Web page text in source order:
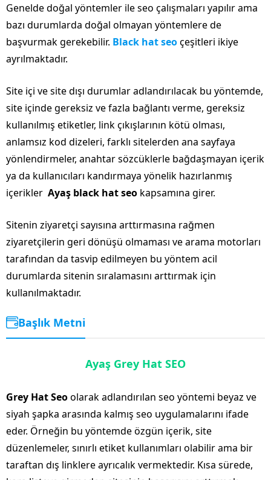
Genelde doğal yöntemler ile seo çalışmaları yapılır ama
bazı durumlarda doğal olmayan yöntemlere de
başvurmak gerekebilir. Black hat seoçeşitleri ikiye
ayrılmaktadır.
Site içi ve site dışı durumlar adlandırılacak bu yöntemde,
site içinde gereksiz ve fazla bağlantı verme, gereksiz
kullanılmış etiketler, link çıkışlarının kötü olması,
anlamsız kod dizeleri, farklı sitelerden ana sayfaya
yönlendirmeler, anahtar sözcüklerle bağdaşmayan içerik
ya da kullanıcıları kandırmaya yönelik hazırlanmış
içerikler Ayaş black hat seo kapsamına girer.
Sitenin ziyaretçi sayısına arttırmasına rağmen
ziyaretçilerin geri dönüşü olmaması ve arama motorları
tarafından da tasvip edilmeyen bu yöntem acil
durumlarda sitenin sıralamasını arttırmak için
kullanılmaktadır.
Başlık Metni
Ayaş Grey Hat SEO
Grey Hat Seoolarak adlandırılan seo yöntemi beyaz ve
siyah şapka arasında kalmış seo uygulamalarını ifade
eder. Örneğin bu yöntemde özgün içerik, site
düzenlemeler, sınırlı etiket kullanımları olabilir ama bir
taraftan dış linklere ayrıcalık vermektedir. Kısa sürede,